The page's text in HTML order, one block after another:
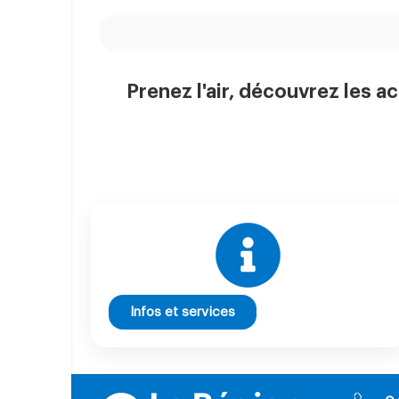
Prenez l'air, découvrez les
Infos et services